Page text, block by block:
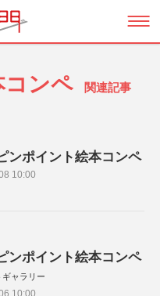
コンペ 関連記事
ンポイント絵本コンペ
10:00
ンポイント絵本コンペ
ギャラリー